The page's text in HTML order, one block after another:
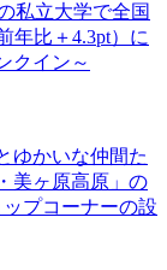
私立大学で全国
年比＋4.3pt）に
クイン～
ゆかいな仲間た
美ヶ原高原」の
プコーナーの設